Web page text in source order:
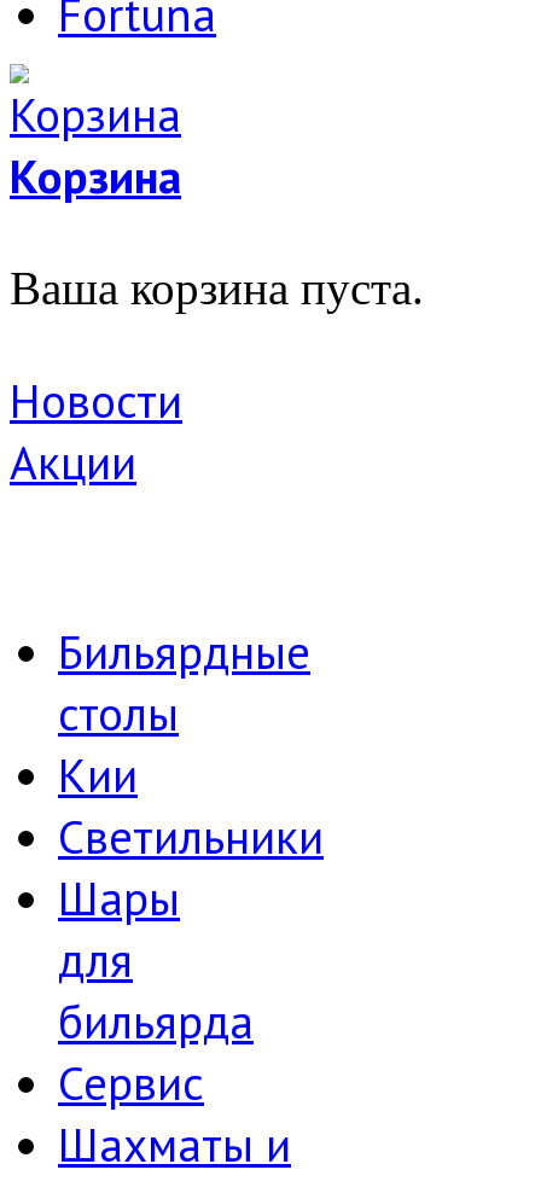
Fortuna
Корзина
Ваша корзина пуста.
Новости
Акции
Бильярдные
столы
Кии
Светильники
Шары
для
бильярда
Сервис
Шахматы и